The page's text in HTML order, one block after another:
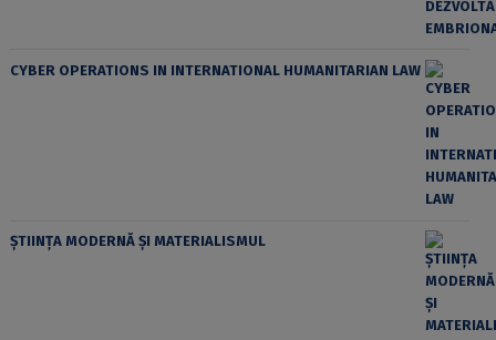
CYBER OPERATIONS IN INTERNATIONAL HUMANITARIAN LAW
ȘTIINȚA MODERNĂ ȘI MATERIALISMUL